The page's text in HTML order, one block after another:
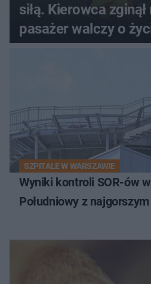
siłą. Kierowca
pasażer walczy o
SZPITALE W WARSZAWIE
Wyniki kontroli SOR-ów
Południowy z